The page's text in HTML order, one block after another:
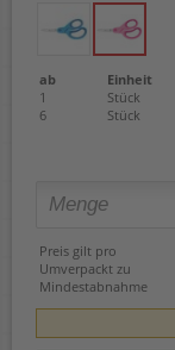
ab Einheit
1
Stück
6
Stück
Preis gilt pro
Umverpackt zu
Mindestabnahme